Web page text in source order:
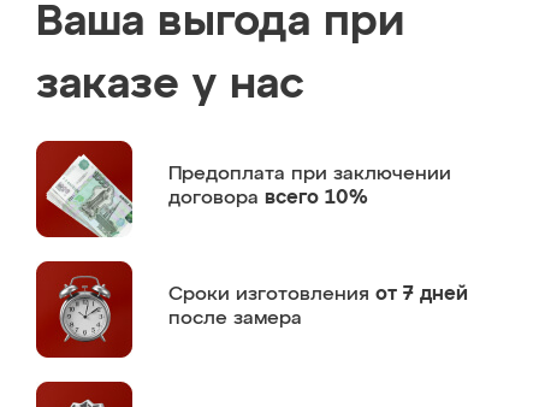
Ваша выгода при
заказе у нас
Предоплата при заключении
договора всего 10%
Сроки изготовления от 7 дней
после замера